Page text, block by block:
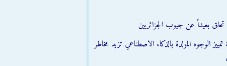
بعيداً عن جيوب الجزائريين
الوجوه المولدة بالذكاء الاصطناعي تزيد مخاطر